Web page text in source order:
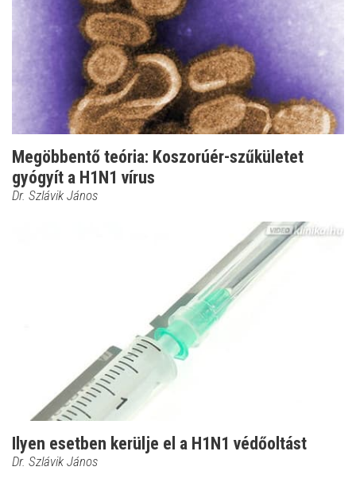
Megöbbentő teória: Koszorúér-szűkületet
gyógyít a H1N1 vírus
Dr. Szlávik János
Ilyen esetben kerülje el a H1N1 védőoltást
Dr. Szlávik János